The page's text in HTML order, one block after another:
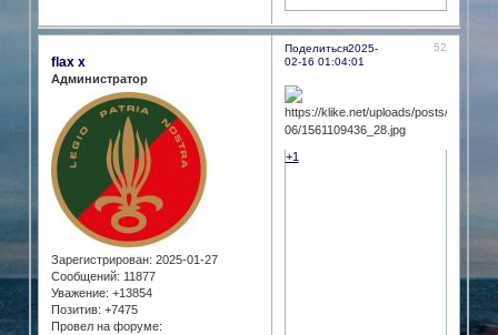
Поделиться 52
2025-
02-16 01:04:01
flax x
Администратор
Зарегистрирован: 2025-01-27
Сообщений: 11877
Уважение: +13854
Позитив: +7475
Провел на форуме:
+1